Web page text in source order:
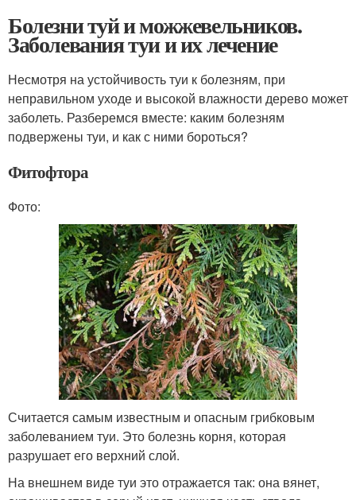
Болезни туй и можжевельников.
Заболевания туи и их лечение
Несмотря на устойчивость туи к болезням, при
неправильном уходе и высокой влажности дерево может
заболеть. Разберемся вместе: каким болезням
подвержены туи, и как с ними бороться?
Фитофтора
Фото:
Считается самым известным и опасным грибковым
заболеванием туи. Это болезнь корня, которая
разрушает его верхний слой.
На внешнем виде туи это отражается так: она вянет,